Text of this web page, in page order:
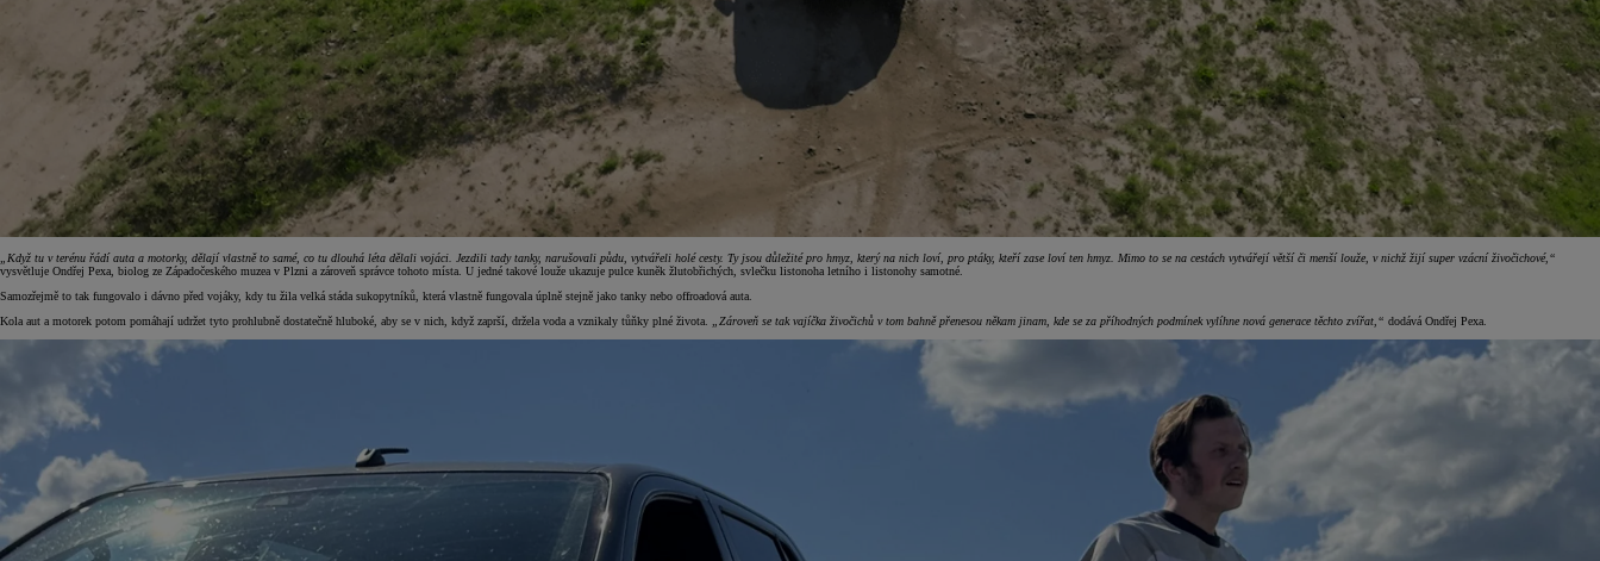
„Když tu v terénu řádí auta a motorky, dělají vlastně to samé, co tu dlouhá léta dělali vojáci. Jezdili tady tanky, narušovali půdu, vytvářeli holé cesty. Ty jsou důležité pro hmyz, který na nich loví, pro ptáky, kteří zase loví ten hmyz. Mimo to se na cestách vytvářejí větší či menší louže, v nichž žijí super vzácní živočichové,“
vysvětluje Ondřej Pexa, biolog ze Západočeského muzea v Plzni a zároveň správce tohoto místa. U jedné takové louže ukazuje pulce kuněk žlutobřichých, svlečku listonoha letního i listonohy samotné.
Samozřejmě to tak fungovalo i dávno před vojáky, kdy tu žila velká stáda sukopytníků, která vlastně fungovala úplně stejně jako tanky nebo offroadová auta.
Kola aut a motorek potom pomáhají udržet tyto prohlubně dostatečně hluboké, aby se v nich, když zaprší, držela voda a vznikaly tůňky plné života. „Zároveň se tak vajíčka živočichů v tom bahně přenesou někam jinam, kde se za příhodných podmínek vylíhne nová generace těchto zvířat,“ dodává Ondřej Pexa.